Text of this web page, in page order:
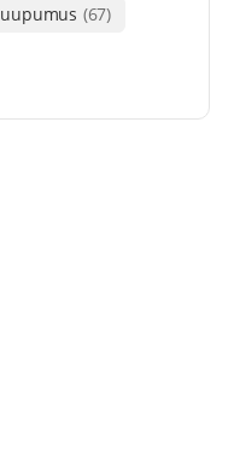
uupumus (67)